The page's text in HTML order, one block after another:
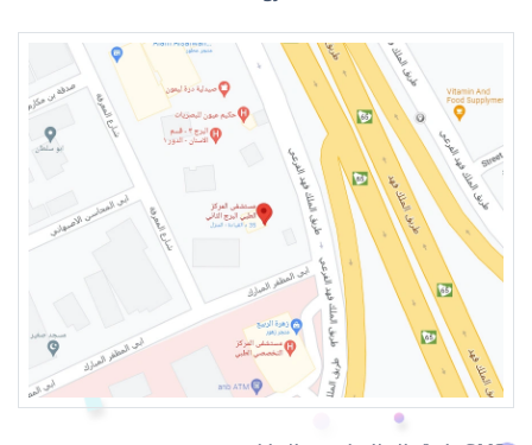
عمليات التجميل للعين
جراحة تجميل العيون